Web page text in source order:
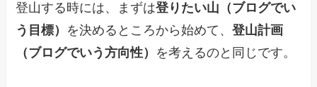
登山する時には、まずは登りたい山（ブログでい
う目標） を決めるところから始めて、登山計画
（ブログでいう方向性） を考えるのと同じです。